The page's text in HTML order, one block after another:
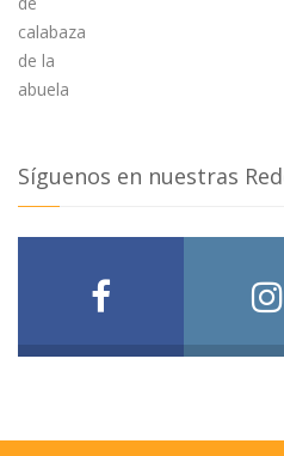
Síguenos en nuestras